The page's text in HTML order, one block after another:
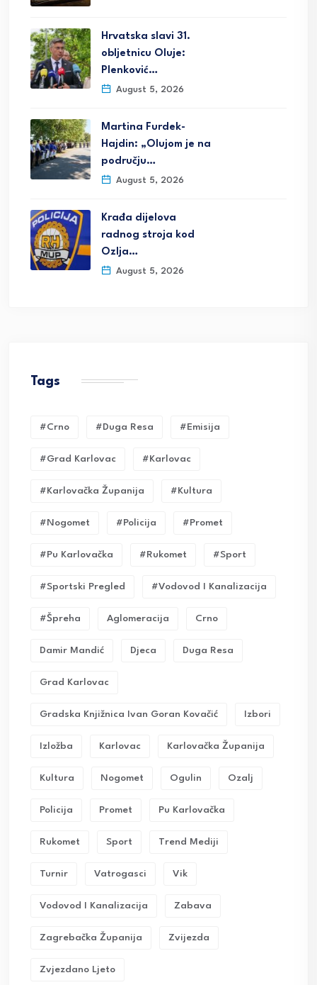
Hrvatska slavi 31.
obljetnicu Oluje:
Plenković…
August 5, 2026
Martina Furdek-
Hajdin: „Olujom je na
području…
August 5, 2026
Krađa dijelova
radnog stroja kod
Ozlja…
August 5, 2026
Tags
#crno #duga Resa #emisija
#grad Karlovac #karlovac
#karlovačka Županija #kultura
#nogomet #policija #promet
#pu Karlovačka #rukomet #sport
#sportski Pregled #vodovod I Kanalizacija
#Špreha Aglomeracija Crno
Damir Mandić Djeca Duga Resa
Grad Karlovac
Gradska Knjižnica Ivan Goran Kovačić Izbori
Izložba Karlovac Karlovačka Županija
Kultura Nogomet Ogulin Ozalj
Policija Promet Pu Karlovačka
Rukomet Sport Trend Mediji
Turnir Vatrogasci Vik
Vodovod I Kanalizacija Zabava
Zagrebačka Županija Zvijezda
Zvjezdano Ljeto